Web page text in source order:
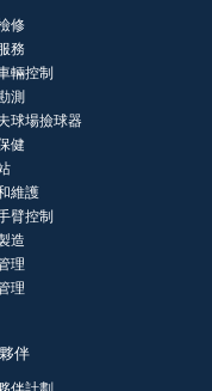
修
務
輛控制
測
球場撿球器
健
維護
臂控制
造
理
理
伴